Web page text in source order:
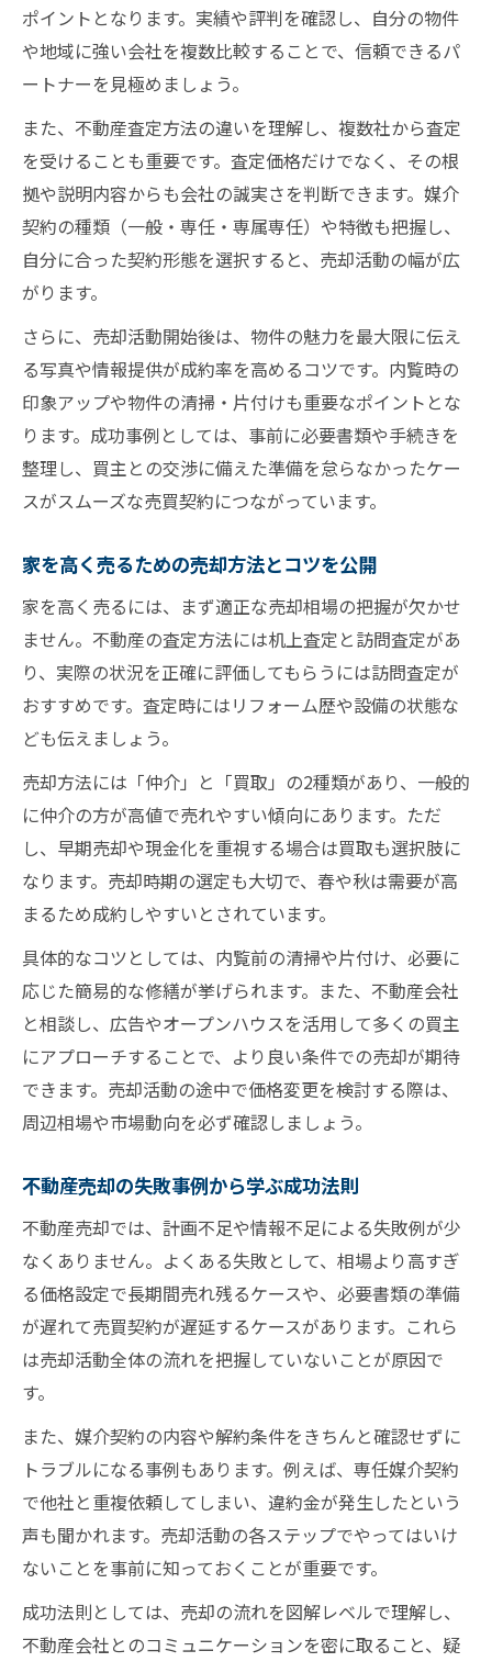
ポイントとなります。実績や評判を確認し、自分の物件
や地域に強い会社を複数比較することで、信頼できるパ
ートナーを見極めましょう。
また、不動産査定方法の違いを理解し、複数社から査定
を受けることも重要です。査定価格だけでなく、その根
拠や説明内容からも会社の誠実さを判断できます。媒介
契約の種類（一般・専任・専属専任）や特徴も把握し、
自分に合った契約形態を選択すると、売却活動の幅が広
がります。
さらに、売却活動開始後は、物件の魅力を最大限に伝え
る写真や情報提供が成約率を高めるコツです。内覧時の
印象アップや物件の清掃・片付けも重要なポイントとな
ります。成功事例としては、事前に必要書類や手続きを
整理し、買主との交渉に備えた準備を怠らなかったケー
スがスムーズな売買契約につながっています。
家を高く売るための売却方法とコツを公開
家を高く売るには、まず適正な売却相場の把握が欠かせ
ません。不動産の査定方法には机上査定と訪問査定があ
り、実際の状況を正確に評価してもらうには訪問査定が
おすすめです。査定時にはリフォーム歴や設備の状態な
ども伝えましょう。
売却方法には「仲介」と「買取」の2種類があり、一般的
に仲介の方が高値で売れやすい傾向にあります。ただ
し、早期売却や現金化を重視する場合は買取も選択肢に
なります。売却時期の選定も大切で、春や秋は需要が高
まるため成約しやすいとされています。
具体的なコツとしては、内覧前の清掃や片付け、必要に
応じた簡易的な修繕が挙げられます。また、不動産会社
と相談し、広告やオープンハウスを活用して多くの買主
にアプローチすることで、より良い条件での売却が期待
できます。売却活動の途中で価格変更を検討する際は、
周辺相場や市場動向を必ず確認しましょう。
不動産売却の失敗事例から学ぶ成功法則
不動産売却では、計画不足や情報不足による失敗例が少
なくありません。よくある失敗として、相場より高すぎ
る価格設定で長期間売れ残るケースや、必要書類の準備
が遅れて売買契約が遅延するケースがあります。これら
は売却活動全体の流れを把握していないことが原因で
す。
また、媒介契約の内容や解約条件をきちんと確認せずに
トラブルになる事例もあります。例えば、専任媒介契約
で他社と重複依頼してしまい、違約金が発生したという
声も聞かれます。売却活動の各ステップでやってはいけ
ないことを事前に知っておくことが重要です。
成功法則としては、売却の流れを図解レベルで理解し、
不動産会社とのコミュニケーションを密に取ること、疑